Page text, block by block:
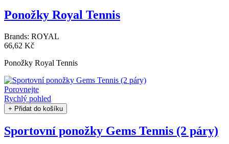
Ponožky Royal Tennis
Brands: ROYAL
66,62 Kč
Ponožky Royal Tennis
Porovnejte
Rychlý pohled
+ Přidat do košíku
Sportovní ponožky Gems Tennis (2 páry)